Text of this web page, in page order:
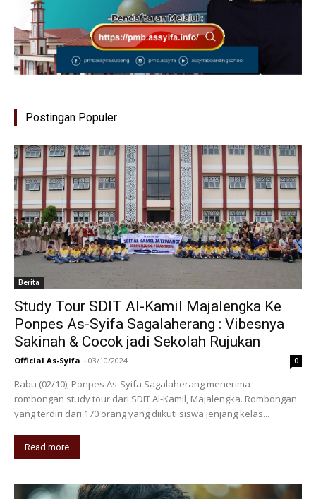
Postingan Populer
Berita
Study Tour SDIT Al-Kamil Majalengka Ke
Ponpes As-Syifa Sagalaherang : Vibesnya
Sakinah & Cocok jadi Sekolah Rujukan
Official As-Syifa - 03/10/2024 0
Rabu (02/10), Ponpes As-Syifa Sagalaherang menerima
rombongan study tour dari SDIT Al-Kamil, Majalengka. Rombongan
yang terdiri dari 170 orang yang diikuti siswa jenjang kelas...
Read more